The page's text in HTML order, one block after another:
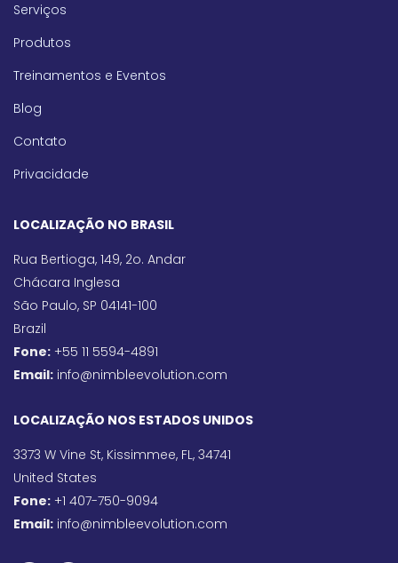
Serviços
Produtos
Treinamentos e Eventos
Blog
Contato
Privacidade
LOCALIZAÇÃO NO BRASIL
Rua Bertioga, 149, 2o. Andar
Chácara Inglesa
São Paulo, SP 04141-100
Brazil
Fone: +55 11 5594-4891
Email: info@nimbleevolution.com
LOCALIZAÇÃO NOS ESTADOS UNIDOS
3373 W Vine St, Kissimmee, FL, 34741
United States
Fone: +1 407-750-9094
Email: info@nimbleevolution.com